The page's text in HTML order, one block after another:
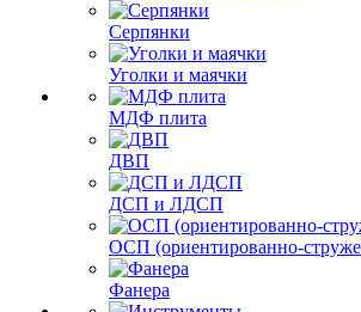
Серпянки
Уголки и маячки
МДФ плита
ДВП
ДСП и ЛДСП
ОСП (ориентированно-
Фанера